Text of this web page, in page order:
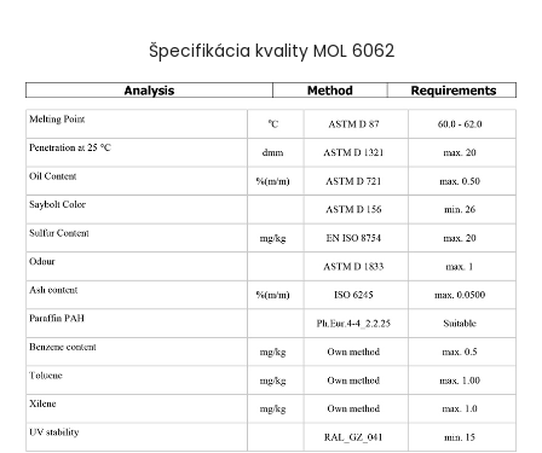
Špecifikácia kvality MOL 6062